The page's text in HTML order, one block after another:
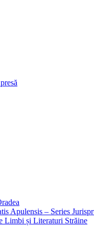
Apulensis – Series
Limbi și Literaturi Străine